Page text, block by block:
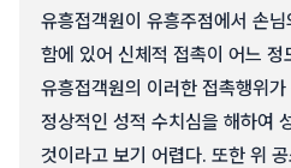
유흥접객원이 유흥주점에서 손
함에 있어 신체적 접촉이 어느
유흥접객원의 이러한 접촉행위
정상적인 성적 수치심을 해하여
것이라고 보기 어렵다. 또한 위